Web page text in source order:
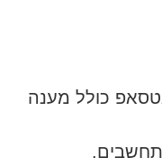
כולל מענה